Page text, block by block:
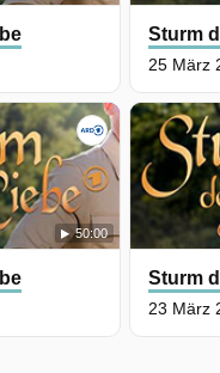
50:00
Sturm
25 März
Sturm
23 März